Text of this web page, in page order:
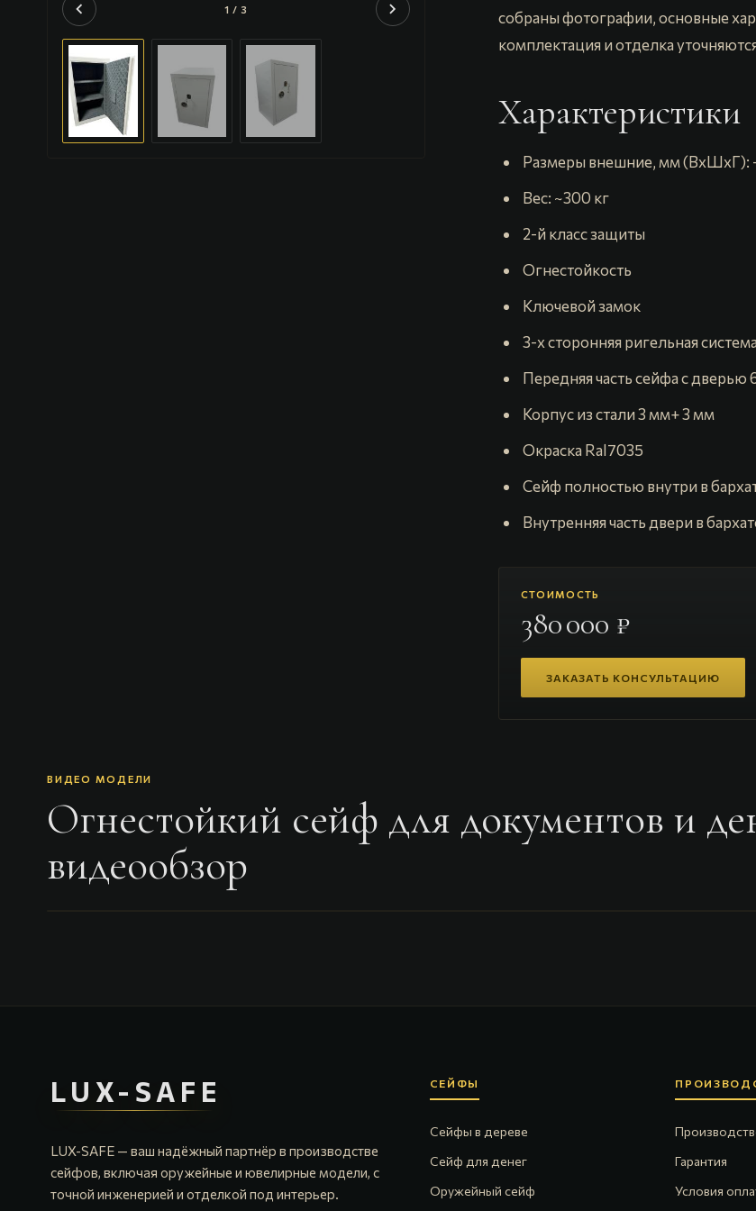
chevron_left 1 / 3 chevron_right
собраны фотографии, основные
комплектация и отделка
Характеристики
Paзмеры внeшние, мм
️ Bec: ~300 кг
️ 2-й клаcс защиты
️ Огнестойкость
️ Ключевой замок
️ 3-х сторонняя ригельная система
Передняя часть сейфа с дверью
️ Корпус из стали 3 мм+ 3 мм
️ Окраска Ral7035
Сейф полностью внутри в
Внутренняя часть двери в
СТОИМОСТЬ
380 000 ₽
ЗАКАЗАТЬ КОНСУЛЬТАЦИЮ
ВИДЕО МОДЕЛИ
Огнестойкий сейф для документов и
видеообзор
LUX-SAFE
LUX-SAFE — ваш надёжный партнёр в производстве
сейфов, включая оружейные и ювелирные модели, с
точной инженерией и отделкой под интерьер.
СЕЙФЫ
Сейфы в дереве
Сейф для денег
Оружейный сейф
Гарантия
Условия